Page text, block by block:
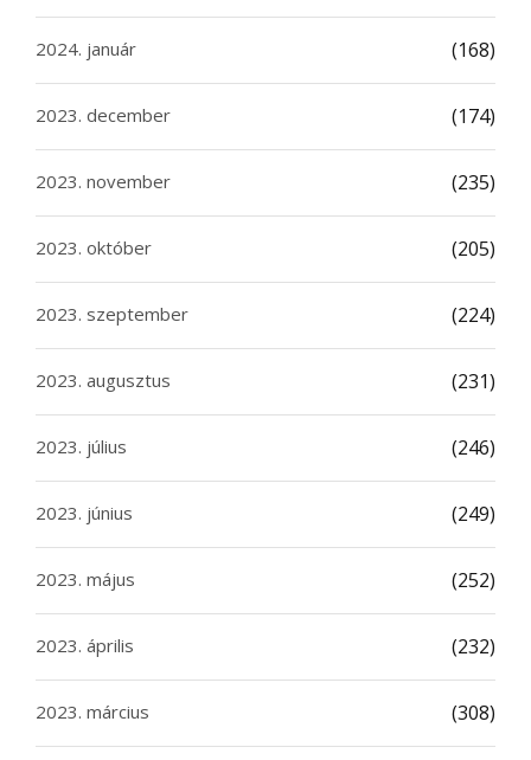
2024. január (168)
2023. december (174)
2023. november (235)
2023. október (205)
2023. szeptember (224)
2023. augusztus (231)
2023. július (246)
2023. június (249)
2023. május (252)
2023. április (232)
2023. március (308)